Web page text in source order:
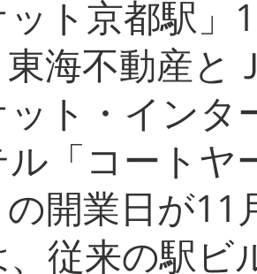
ト京都駅」
海不動産と
ット・インタ
ル「コートヤ
開業日が11
従来の駅ビ